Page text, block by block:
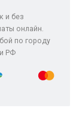
и без
онлайн.
по городу
РФ